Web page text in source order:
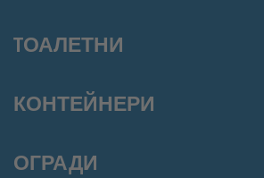
TОАЛЕТНИ
Химически тоалетни
Мобилни мивки
КОНТЕЙНЕРИ
ОГРАДИ